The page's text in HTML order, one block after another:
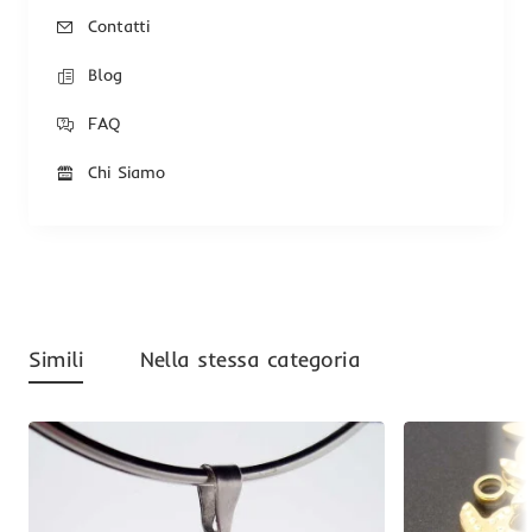
Contatti
Blog
FAQ
Chi Siamo
Simili Nella stessa categoria